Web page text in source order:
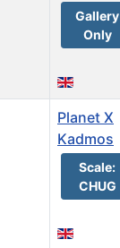
Gallery
Only
Planet X
Kadmos
Scale:
CHUG